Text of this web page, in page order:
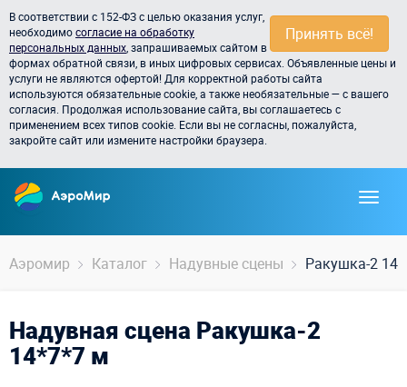
Принять всё!
В соответствии с 152-ФЗ с целью оказания услуг,
необходимосогласие на обработку
персональных данных , запрашиваемых сайтом в
формах обратной связи, в иных цифровых сервисах. Объявленные цены и
услуги не являются офертой! Для корректной работы сайта
используются обязательные cookie, а также необязательные — с вашего
согласия. Продолжая использование сайта, вы соглашаетесь с
применением всех типов cookie. Если вы не согласны, пожалуйста,
закройте сайт или измените настройки браузера.
Аэромир Каталог Надувные сцены Ракушка-2
Надувная сцена Ракушка-2
14*7*7 м